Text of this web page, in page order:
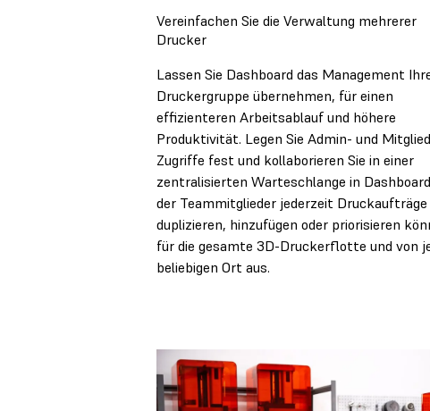
Vereinfachen Sie die Verwaltung mehrerer
Drucker
Lassen Sie Dashboard das Management
Druckergruppe übernehmen, für einen
effizienteren Arbeitsablauf und höhere
Produktivität. Legen Sie Admin- und
Zugriffe fest und kollaborieren Sie in einer
zentralisierten Warteschlange in
der Teammitglieder jederzeit Druckaufträge
duplizieren, hinzufügen oder priorisieren
für die gesamte 3D-Druckerflotte und von
beliebigen Ort aus.